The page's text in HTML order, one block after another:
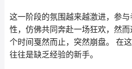
这一阶段的氛围越来越激进，参
性，仿佛共同奔赴一场狂欢，然
个时间戛然而止，突然崩盘。 在
往往是缺乏经验的新手。